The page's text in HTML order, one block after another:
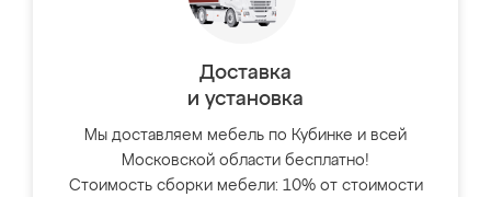
Доставка
и установка
Мы доставляем мебель по Кубинке и всей
Московской области бесплатно!
Стоимость сборки мебели: 10% от стоимости